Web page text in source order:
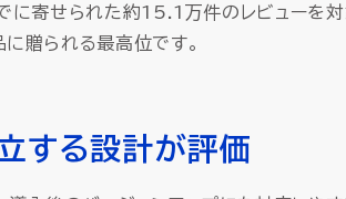
られた約15.1万件のレビューを対象
贈られる最高位です。
する設計が評価